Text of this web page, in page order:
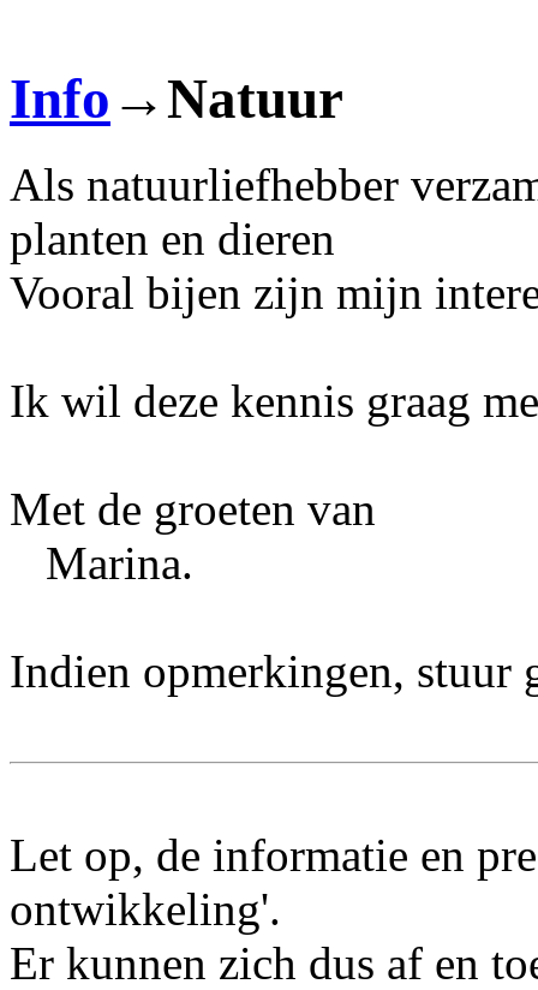
Info →Natuur
Als natuurliefhebber
planten en dieren
Vooral bijen zijn mijn
Ik wil deze kennis graag
Met de groeten van
Marina.
Indien opmerkingen, stuur
Let op, de informatie en
ontwikkeling'.
Er kunnen zich dus af en